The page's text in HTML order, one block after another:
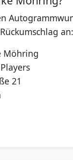
an:
Möhring
21